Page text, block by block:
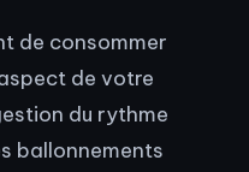
de consommer
de votre
du rythme
ballonnements